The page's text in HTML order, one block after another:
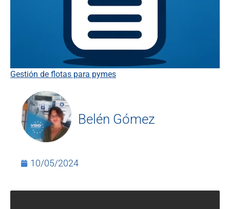
Gestión de flotas para pymes
Belén Gómez
10/05/2024